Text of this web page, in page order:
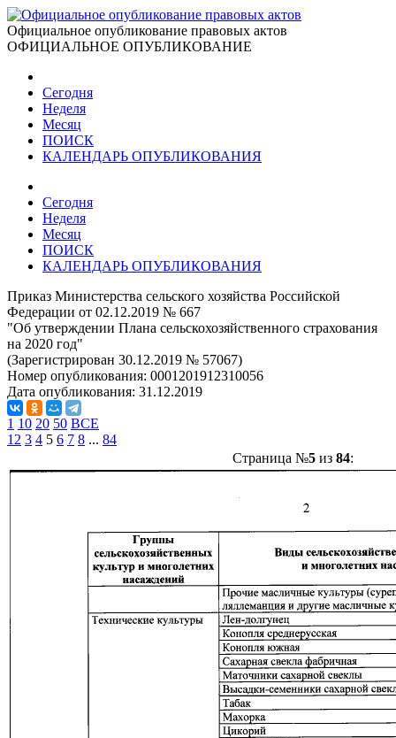
Официальное опубликование правовых актов
ОФИЦИАЛЬНОЕ ОПУБЛИКОВАНИЕ
Сегодня
Неделя
Месяц
ПОИСК
КАЛЕНДАРЬ ОПУБЛИКОВАНИЯ
Сегодня
Неделя
Месяц
ПОИСК
КАЛЕНДАРЬ ОПУБЛИКОВАНИЯ
Приказ Министерства сельского хозяйства Российской
Федерации от 02.12.2019 № 667
"Об утверждении Плана сельскохозяйственного страхования
на 2020 год"
(Зарегистрирован 30.12.2019 № 57067)
Номер опубликования: 0001201912310056
Дата опубликования: 31.12.2019
1 10 20 50 ВСЕ
1 2 3 4 5 6 7 8 ... 84
Страница №5из 84: